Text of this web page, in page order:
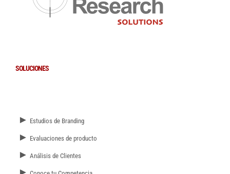
SOLUCIONES
► Estudios de Branding
► Evaluaciones de producto
► Análisis de Clientes